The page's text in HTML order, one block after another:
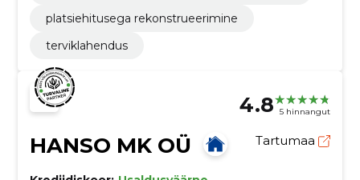
platsiehitusega rekonstrueerimine
terviklahendus
4.8 5 hinnangut
HANSO MK OÜ Tartumaa